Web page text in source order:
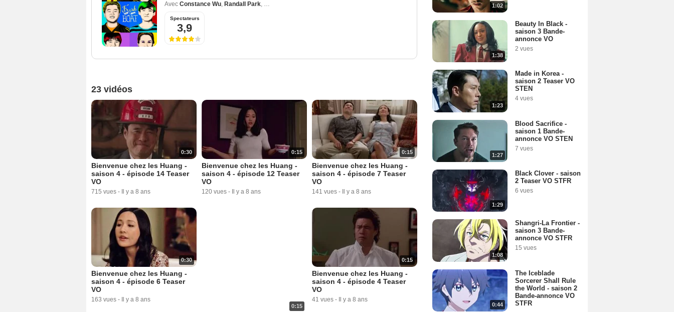
Avec Constance Wu, Randall Park, Hudson Yang
Spectateurs
3,9
23 vidéos
0:30
Bienvenue chez les Huang -
saison 4 - épisode 14 Teaser
VO
715 vues - Il y a 8 ans
0:15
Bienvenue chez les Huang -
saison 4 - épisode 12 Teaser
VO
120 vues - Il y a 8 ans
0:15
Bienvenue chez les Huang -
saison 4 - épisode 7 Teaser
VO
141 vues - Il y a 8 ans
0:30
Bienvenue chez les Huang -
saison 4 - épisode 6 Teaser
VO
163 vues - Il y a 8 ans
0:15
0:15
Bienvenue chez les Huang -
saison 4 - épisode 4 Teaser
VO
41 vues - Il y a 8 ans
1:02
1:38
Beauty In Black -
saison 3 Bande-
annonce VO
2 vues
1:23
Made in Korea -
saison 2 Teaser VO
STEN
4 vues
1:27
Blood Sacrifice -
saison 1 Bande-
annonce VO STEN
7 vues
1:29
Black Clover - saison
2 Teaser VO STFR
6 vues
1:08
Shangri-La Frontier -
saison 3 Bande-
annonce VO STFR
15 vues
0:44
The Iceblade
Sorcerer Shall Rule
the World - saison 2
Bande-annonce VO
STFR